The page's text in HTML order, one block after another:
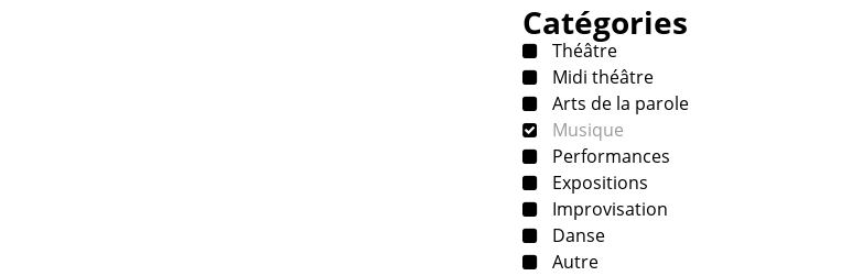
Catégories
Théâtre
Midi théâtre
Arts de la parole
Musique
Performances
Expositions
Improvisation
Danse
Autre